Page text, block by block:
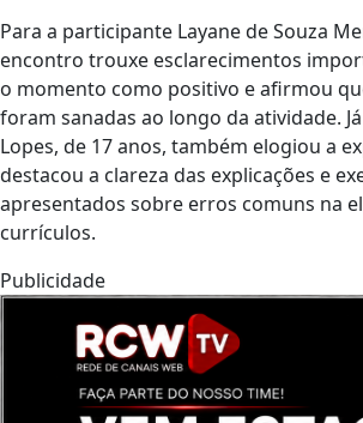
Para a participante Layane de Souza
encontro trouxe esclarecimentos
o momento como positivo e afirmou
foram sanadas ao longo da atividade.
Lopes, de 17 anos, também elogiou a
destacou a clareza das explicações e
apresentados sobre erros comuns na
currículos.
Publicidade